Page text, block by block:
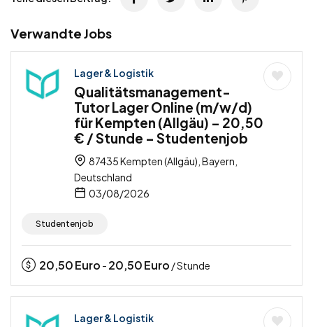
Verwandte Jobs
Lager & Logistik
Qualitätsmanagement-
Tutor Lager Online (m/w/d)
für Kempten (Allgäu) – 20,50
€ / Stunde – Studentenjob
87435 Kempten (Allgäu), Bayern,
Deutschland
03/08/2026
Studentenjob
20,50Euro - 20,50Euro / Stunde
Lager & Logistik